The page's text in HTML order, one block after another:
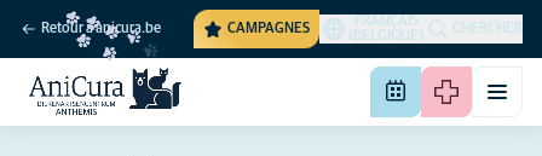
Retour à anicura.be CAMPAGNES
FRANÇAIS
(BELGIQUE)
CHERCHER